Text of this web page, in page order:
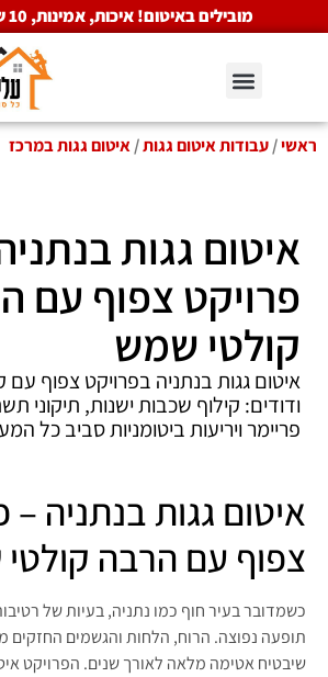
מובילים באיטום! איכות, אמינות, 10 שנות אחריות!
ראשי/עבודות איטום גגות/איטום גגות במרכז
איטום גגות
פרויקט צפוף עם
קולטי שמש
איטום גגות בנתניה בפרויקט צפוף
ודודים: קילוף שכבות ישנות, תיקוני
פריימר ויריעות ביטומניות סביב כל
איטום גגות בנתניה –
צפוף עם הרבה
כשמדובר בעיר חוף כמו נתניה, בעיות של
תופעה נפוצה. הרוח, הלחות והגשמים החזקים
שיבטיח אטימה מלאה לאורך שנים. הפרויקט